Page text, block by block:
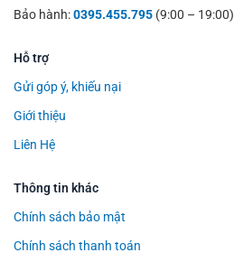
Bảo hành:0395.455.795 (9:00 – 19:00)
Hỗ trợ
Gửi góp ý, khiếu nại
Giới thiệu
Liên Hệ
Thông tin khác
Chính sách bảo mật
Chính sách thanh toán